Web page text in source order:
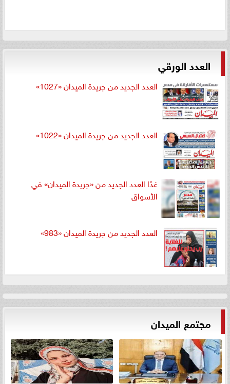
العدد الورقي
العدد الجديد من جريدة الميدان «1027»
العدد الجديد من جريدة الميدان «1022»
غدًا العدد الجديد من «جريدة الميدان» في
الأسواق
العدد الجديد من جريدة الميدان «983»
مجتمع الميدان